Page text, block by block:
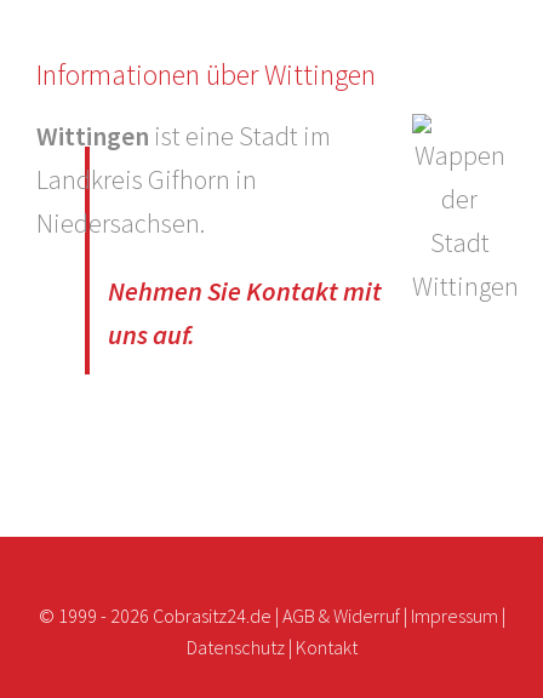
Informationen über Wittingen
Wittingen ist eine Stadt im
Landkreis Gifhorn in
Niedersachsen.
Nehmen Sie Kontakt mit
uns auf.
© 1999 - 2026 Cobrasitz24.de | AGB & Widerruf| Impressum |
Datenschutz| Kontakt